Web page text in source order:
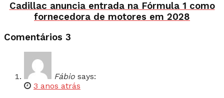
Cadillac anuncia entrada na Fórmula 1 como
fornecedora de motores em 2028
Comentários 3
Fábio says:
3 anos atrás